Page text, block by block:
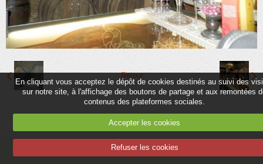
Retour
Mentions légales
En cliquant vous acceptez le dépôt de cookies destinés au suivi des
sur notre site, à l'affichage des boutons de partage et aux remontées
contenus des plateformes sociales.
Accepter les cookies
Refuser les cookies